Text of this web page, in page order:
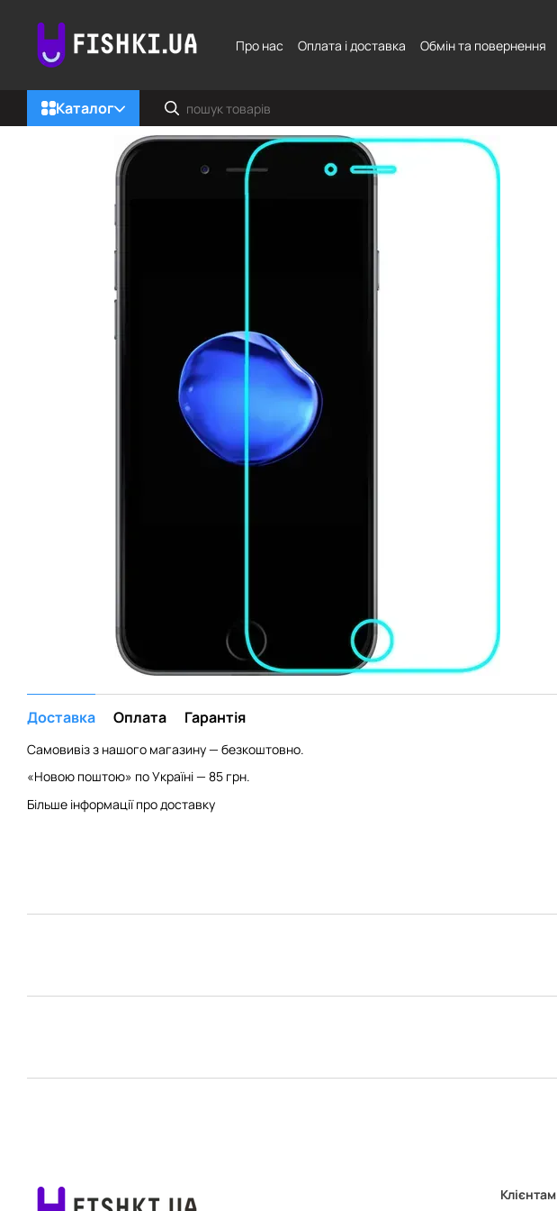
Про нас
Оплата і доставка Обмін та повернення
Каталог
Доставка Оплата Гарантія
Самовивіз з нашого магазину — безкоштовно.
«Новою поштою» по Україні — 85 грн.
Більше інформації про доставку
Клієнтам